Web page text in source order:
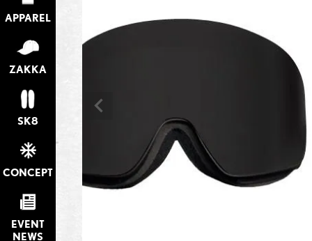
APPAREL
ZAKKA
SK8
CONCEPT
EVENT
NEWS